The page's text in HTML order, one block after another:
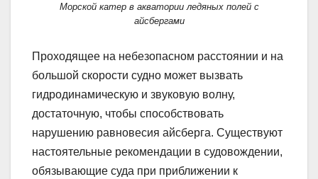
Морской катер в акватории ледяных полей с
айсбергами
Проходящее на небезопасном расстоянии и на
большой скорости судно может вызвать
гидродинамическую и звуковую волну,
достаточную, чтобы способствовать
нарушению равновесия айсберга. Существуют
настоятельные рекомендации в судовождении,
обязывающие суда при приближении к